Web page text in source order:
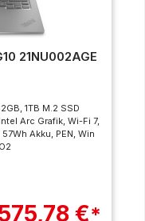
21NU002AGE
1TB M.2 SSD
Arc Grafik, Wi-Fi 7,
Akku, PEN, Win
€*